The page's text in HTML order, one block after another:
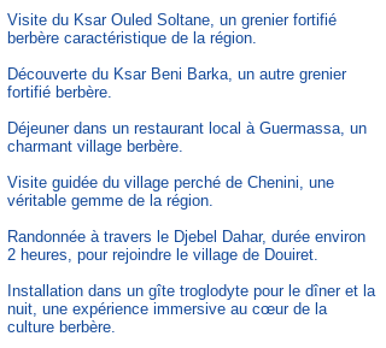
Visite du Ksar Ouled Soltane, un grenier fortifié
berbère caractéristique de la région.
Découverte du Ksar Beni Barka, un autre grenier
fortifié berbère.
Déjeuner dans un restaurant local à Guermassa, un
charmant village berbère.
Visite guidée du village perché de Chenini, une
véritable gemme de la région.
Randonnée à travers le Djebel Dahar, durée environ
2 heures, pour rejoindre le village de Douiret.
Installation dans un gîte troglodyte pour le dîner et la
nuit, une expérience immersive au cœur de la
culture berbère.